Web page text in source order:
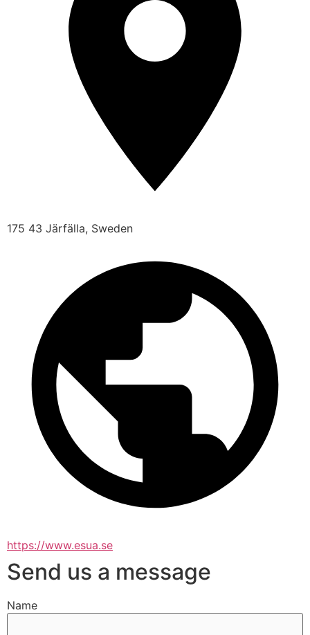
175 43 Järfälla, Sweden
https://www.esua.se
Send us a message
Name